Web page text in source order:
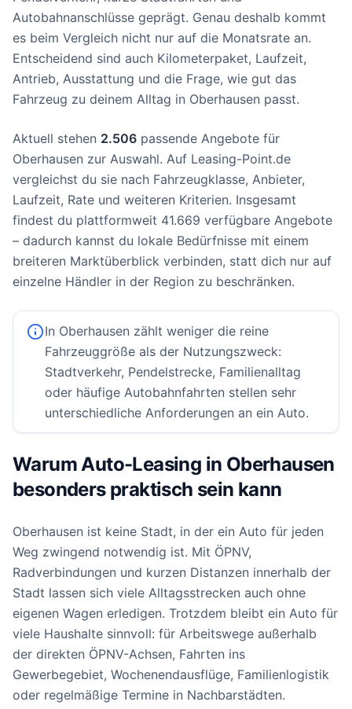
Autobahnanschlüsse geprägt. Genau deshalb kommt
es beim Vergleich nicht nur auf die Monatsrate an.
Entscheidend sind auch Kilometerpaket, Laufzeit,
Antrieb, Ausstattung und die Frage, wie gut das
Fahrzeug zu deinem Alltag in Oberhausen passt.
Aktuell stehen 2.506 passende Angebote für
Oberhausen zur Auswahl. Auf Leasing-Point.de
vergleichst du sie nach Fahrzeugklasse, Anbieter,
Laufzeit, Rate und weiteren Kriterien. Insgesamt
findest du plattformweit 41.669 verfügbare Angebote
– dadurch kannst du lokale Bedürfnisse mit einem
breiteren Marktüberblick verbinden, statt dich nur auf
einzelne Händler in der Region zu beschränken.
In Oberhausen zählt weniger die reine
Fahrzeuggröße als der Nutzungszweck:
Stadtverkehr, Pendelstrecke, Familienalltag
oder häufige Autobahnfahrten stellen sehr
unterschiedliche Anforderungen an ein Auto.
Warum Auto-Leasing in Oberhausen
besonders praktisch sein kann
Oberhausen ist keine Stadt, in der ein Auto für jeden
Weg zwingend notwendig ist. Mit ÖPNV,
Radverbindungen und kurzen Distanzen innerhalb der
Stadt lassen sich viele Alltagsstrecken auch ohne
eigenen Wagen erledigen. Trotzdem bleibt ein Auto für
viele Haushalte sinnvoll: für Arbeitswege außerhalb
der direkten ÖPNV-Achsen, Fahrten ins
Gewerbegebiet, Wochenendausflüge, Familienlogistik
oder regelmäßige Termine in Nachbarstädten.